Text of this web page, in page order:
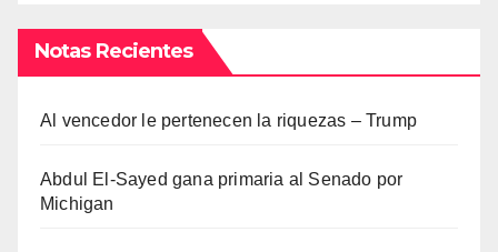
Notas Recientes
Al vencedor le pertenecen la riquezas – Trump
Abdul El-Sayed gana primaria al Senado por
Michigan